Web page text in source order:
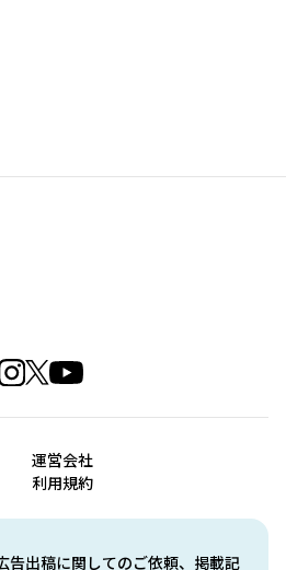
告出稿に関してのご依頼、掲載記
運営会社
利用規約